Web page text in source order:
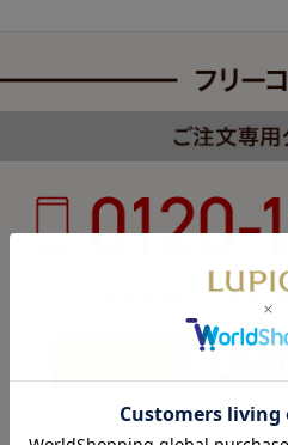
カスタマーハラス